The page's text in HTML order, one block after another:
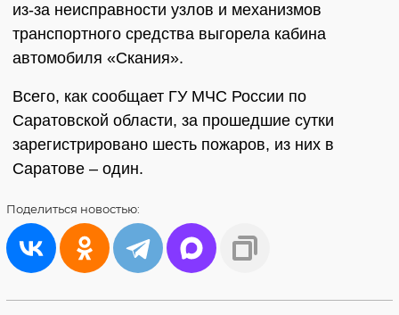
из-за неисправности узлов и механизмов
транспортного средства выгорела кабина
автомобиля «Скания».
Всего, как сообщает ГУ МЧС России по
Саратовской области, за прошедшие сутки
зарегистрировано шесть пожаров, из них в
Саратове – один.
Поделиться новостью: